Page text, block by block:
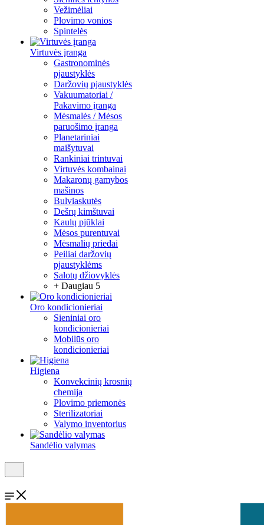
Vežimėliai
Plovimo vonios
Spintelės
Virtuvės įranga
Gastronominės
pjaustyklės
Daržovių pjaustyklės
Vakuumatoriai /
Pakavimo įranga
Mėsmalės / Mėsos
paruošimo įranga
Planetariniai
maišytuvai
Rankiniai trintuvai
Virtuvės kombainai
Makaronų gamybos
mašinos
Bulviaskutės
Dešrų kimštuvai
Kaulų pjūklai
Mėsos purentuvai
Mėsmalių priedai
Peiliai daržovių
pjaustyklėms
Salotų džiovyklės
+ Daugiau 5
Oro kondicionieriai
Sieniniai oro
kondicionieriai
Mobilūs oro
kondicionieriai
Higiena
Konvekcinių krosnių
chemija
Plovimo priemonės
Sterilizatoriai
Valymo inventorius
Sandėlio valymas